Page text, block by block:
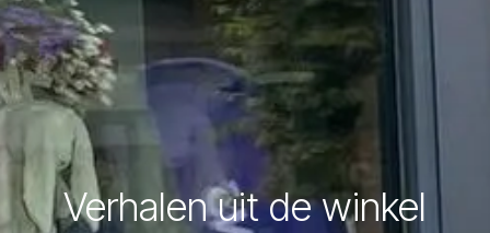
Verhalen uit de winkel